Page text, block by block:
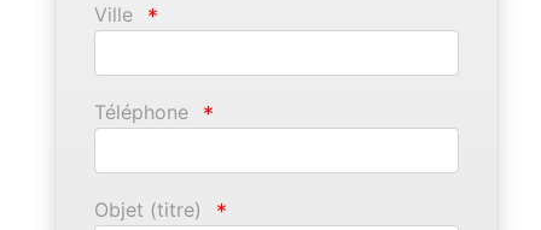
Ville *
Téléphone *
Objet (titre) *